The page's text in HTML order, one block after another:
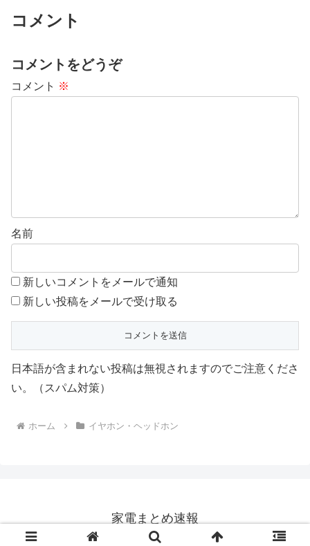
コメント
コメントをどうぞ
コメント ※
名前
新しいコメントをメールで通知
新しい投稿をメールで受け取る
日本語が含まれない投稿は無視されますのでご注意くださ
い。（スパム対策）
ホーム イヤホン・ヘッドホン
家電まとめ速報
© 2023 家電まとめ速報.